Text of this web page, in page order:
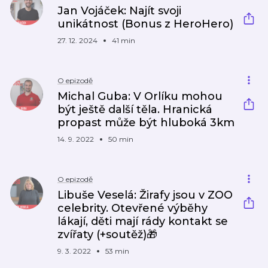
Jan Vojáček: Najít svoji
unikátnost (Bonus z HeroHero)
27. 12. 2024 41 min
O epizodě
Michal Guba: V Orlíku mohou
být ještě další těla. Hranická
propast může být hluboká 3km
14. 9. 2022 50 min
O epizodě
Libuše Veselá: Žirafy jsou v ZOO
celebrity. Otevřené výběhy
lákají, děti mají rády kontakt se
zvířaty (+soutěž)🎁
9. 3. 2022 53 min